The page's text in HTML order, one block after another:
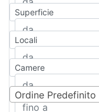
Casa
Casa Semi-
Attico/
Rustico/Casale
Camera
Multiproprietà
Superficie
Locali
Camere
Ordine Predefinito